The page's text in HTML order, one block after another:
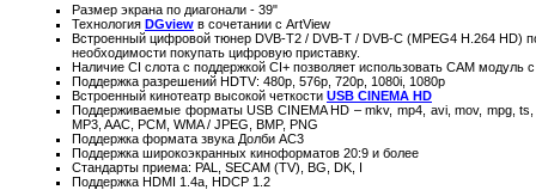
Размер экрана по диагонали - 39"
Технология DGview в сочетании с ArtView
Встроенный цифровой тюнер DVB-T2 / DVB-T / DVB-C (MPEG4 H.264 HD)
необходимости покупать цифровую приставку.
Наличие CI слота с поддержкой CI+ позволяет использовать CAM
Поддержка разрешений HDTV: 480p, 576p, 720p, 1080i, 1080p
Встроенный кинотеатр высокой четкости USB CINEMA HD
Поддерживаемые форматы USB CINEMA HD – mkv, mp4, avi, mov, mpg,
MP3, AAC, PCM, WMA / JPEG, BMP, PNG
Поддержка формата звука Долби AC3
Поддержка широкоэкранных киноформатов 20:9 и более
Стандарты приема: PAL, SECAM (TV), BG, DK, I
Поддержка HDMI 1.4a, HDCP 1.2